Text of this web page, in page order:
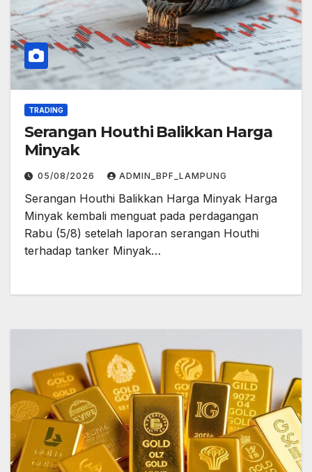
TRADING
Serangan Houthi Balikkan Harga
Minyak
05/08/2026 ADMIN_BPF_LAMPUNG
Serangan Houthi Balikkan Harga Minyak Harga
Minyak kembali menguat pada perdagangan
Rabu (5/8) setelah laporan serangan Houthi
terhadap tanker Minyak…